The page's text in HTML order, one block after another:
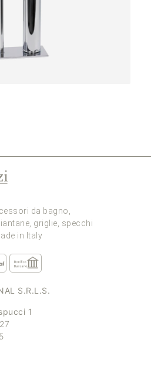
da bagno,
griglie, specchi
in Italy
S.R.L.S.
1